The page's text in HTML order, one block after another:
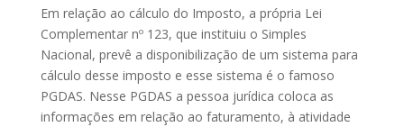
Em relação ao cálculo do Imposto, a própria Lei
Complementar nº 123, que instituiu o Simples
Nacional, prevê a disponibilização de um sistema para
cálculo desse imposto e esse sistema é o famoso
PGDAS. Nesse PGDAS a pessoa jurídica coloca as
informações em relação ao faturamento, à atividade